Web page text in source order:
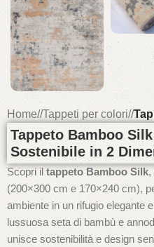
Home/ Tappeti per colori/
Tappeto Bamboo
Sostenibile in 2
Scopri il tappeto Bamboo Silk,
(200×300 cm e 170×240 cm),
ambiente in un rifugio elegante
lussuosa seta di bambù e
unisce sostenibilità e design